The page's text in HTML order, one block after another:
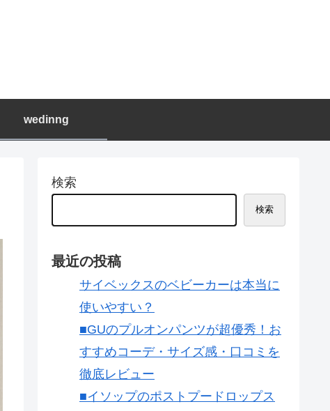
wedinng
検索
検索
最近の投稿
サイベックスのベビーカーは本当に
使いやすい？
■GUのプルオンパンツが超優秀！お
すすめコーデ・サイズ感・口コミを
徹底レビュー
■イソップのポストプードロップス